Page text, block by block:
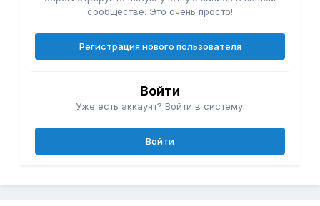
сообществе. Это очень просто!
Регистрация нового пользователя
Войти
Уже есть аккаунт? Войти в систему.
Войти